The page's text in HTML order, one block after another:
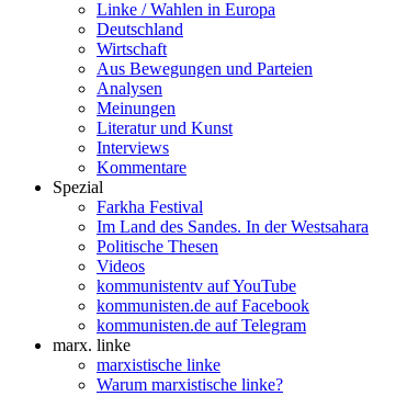
Linke / Wahlen in Europa
Deutschland
Wirtschaft
Aus Bewegungen und Parteien
Analysen
Meinungen
Literatur und Kunst
Interviews
Kommentare
Spezial
Farkha Festival
Im Land des Sandes. In der Westsahara
Politische Thesen
Videos
kommunistentv auf YouTube
kommunisten.de auf Facebook
kommunisten.de auf Telegram
marx. linke
marxistische linke
Warum marxistische linke?